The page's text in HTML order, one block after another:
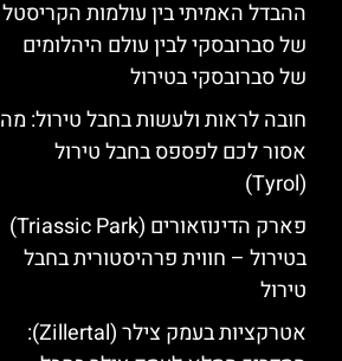
ההבדל האמיתי בין עולמות הקריסטל
של סברובסקי לבין עולם היהלומים
של סברובסקי בטירול
חובה לראות ולעשות בחבל טירול: מה
אסור לכם לפספס בחבל טירול
(Tyrol)
פארק הדינוזאורים (Triassic Park)
בטירול – חווית פרהיסטורית בחבל
טירול
אטרקציות בעמק צילר (Zillertal):